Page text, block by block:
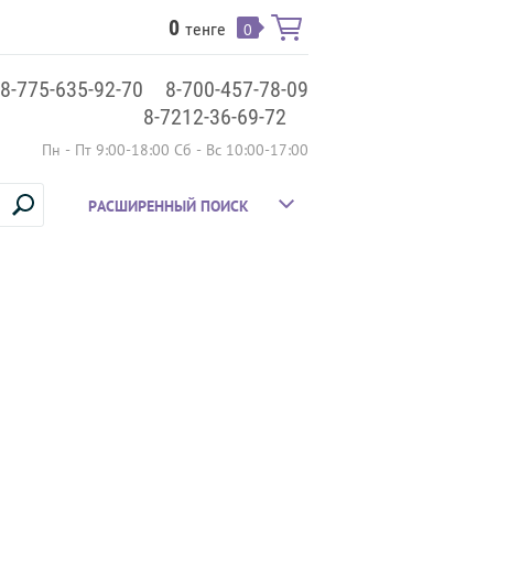
0 тенге 0
8-775-635-92-70
8-700-457-78-09
8-7212-36-69-72
Пн - Пт 9:00-18:00 Сб - Вс 10:00-17:00
РАСШИРЕННЫЙ ПОИСК